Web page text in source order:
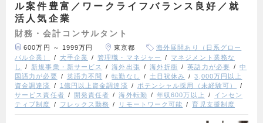
ル案件豊富／ワークライフバランス良好／就
活人気企業
財務・会計コンサルタント
600万円 ～ 1999万円 東京都
海外展開あり（日系グロー
バル企業）
大手企業 管理職・マネジャー
マネジメント業務な
し
新規事業・新サービス 海外出張 海外折衝 英語力が必要
中
国語力が必要
英語力不問 転勤なし 土日祝休み
3,000万円以上
資金調達済
1億円以上資金調達済
ポテンシャル採用（未経験可）
サービス責任者
開発責任者 海外転勤 年収600万以上
インセン
ティブ制度
フレックス勤務 リモートワーク可能 育児支援制度